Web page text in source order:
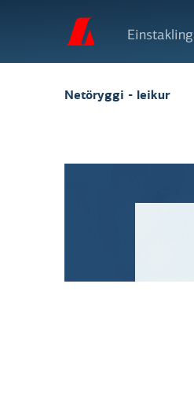
Netöryggi - leikur